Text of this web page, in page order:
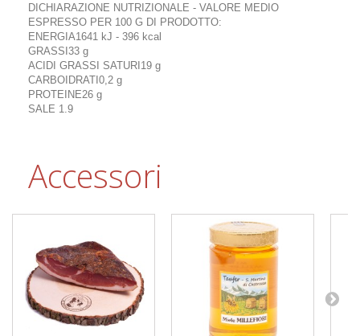
DICHIARAZIONE NUTRIZIONALE - VALORE MEDIO
ESPRESSO PER 100 G DI PRODOTTO:
ENERGIA1641 kJ - 396 kcal
GRASSI33 g
ACIDI GRASSI SATURI19 g
CARBOIDRATI0,2 g
PROTEINE26 g
SALE 1.9
Accessori